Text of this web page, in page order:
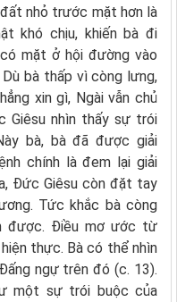
nhỏ trước mặt hơn là
khó chịu, khiến bà đi
mặt ở hội đường vào
bà thấp vì còng lưng,
xin gì, Ngài vẫn chủ
Giêsu nhìn thấy sự trói
bà, bà đã được giải
chính là đem lại giải
Đức Giêsu còn đặt tay
Tức khắc bà còng
được. Điều mơ ước từ
thực. Bà có thể nhìn
ngự trên đó (c. 13).
một sự trói buộc của